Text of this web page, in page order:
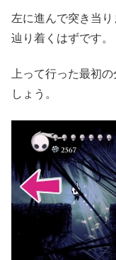
左に進んで突き当
辿り着くはずです。
上って行った最初
しょう。